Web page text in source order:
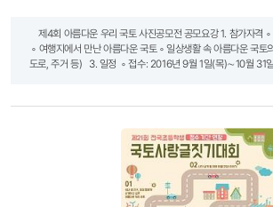
◦ 여행지에서 만난 아름다운 국토 ◦ 일상생활 속 아름다운 국토
도로, 주거 등) 3. 일정 ◦ 접수: 2016년 9월 1일(목)∼10월 31
우수상 3편 각 30만 원 장려상 6편 각 10만 원 합계 총 12편 총 350만 원 ※ 시상금
(필름사진 출품 불가) ◦ 3,000 × 2,000pixel 이상, jpg 파일로
출품(5점 초과 시 초과된 출품작은 심사에서 제외) ◦ 2015년 1월
출품 가능 6. 접수방법 ◦ 국토연구원 홈페이지
공모전 → 제4회 아름다운 우리 국토 사진공모전 메뉴에서 접수
성명으로 업로드(예: 홍길동) - 입상작 선정 후 참가신청서에 기